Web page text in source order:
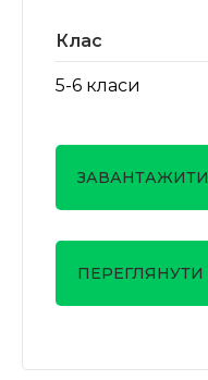
Клас
5-6 класи
ЗАВАНТАЖИТИ
ПЕРЕГЛЯНУТИ